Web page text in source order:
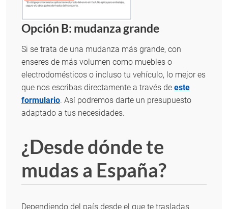
Opción B: mudanza grande
Si se trata de una mudanza más grande, con
enseres de más volumen como muebles o
electrodomésticos o incluso tu vehículo, lo mejor es
que nos escribas directamente a través de este
formulario. Así podremos darte un presupuesto
adaptado a tus necesidades.
¿Desde dónde te
mudas a España?
Dependiendo del país desde el que te trasladas